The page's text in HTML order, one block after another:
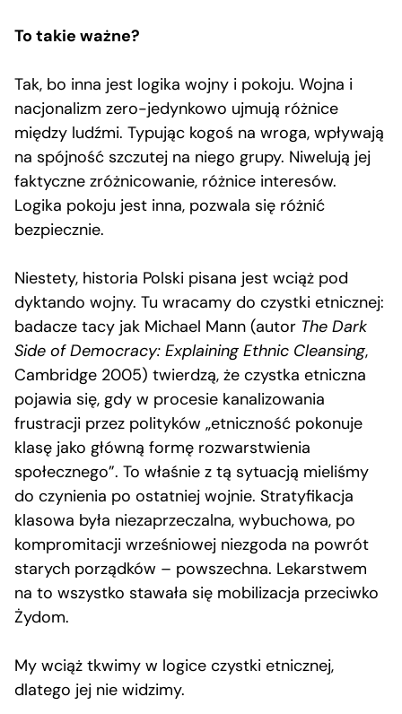
To takie ważne?
Tak, bo inna jest logika wojny i pokoju. Wojna i
nacjonalizm zero-jedynkowo ujmują różnice
między ludźmi. Typując kogoś na wroga, wpływają
na spójność szczutej na niego grupy. Niwelują jej
faktyczne zróżnicowanie, różnice interesów.
Logika pokoju jest inna, pozwala się różnić
bezpiecznie.
Niestety, historia Polski pisana jest wciąż pod
dyktando wojny. Tu wracamy do czystki etnicznej:
badacze tacy jak Michael Mann (autor The Dark
Side of Democracy: Explaining Ethnic Cleansing,
Cambridge 2005) twierdzą, że czystka etniczna
pojawia się, gdy w procesie kanalizowania
frustracji przez polityków „etniczność pokonuje
klasę jako główną formę rozwarstwienia
społecznego”. To właśnie z tą sytuacją mieliśmy
do czynienia po ostatniej wojnie. Stratyfikacja
klasowa była niezaprzeczalna, wybuchowa, po
kompromitacji wrześniowej niezgoda na powrót
starych porządków – powszechna. Lekarstwem
na to wszystko stawała się mobilizacja przeciwko
Żydom.
My wciąż tkwimy w logice czystki etnicznej,
dlatego jej nie widzimy.